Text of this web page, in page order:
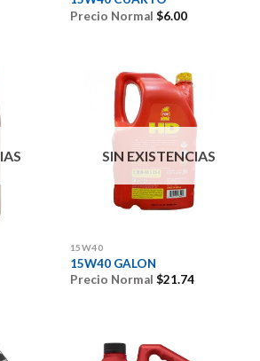
Precio Normal $6.00
SIN EXISTENCIAS
15W40
15W40 GALON
Precio Normal $21.74